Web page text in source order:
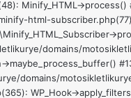
Minify_HTML->process()
html-
domains/
domains/
WP_Hook-